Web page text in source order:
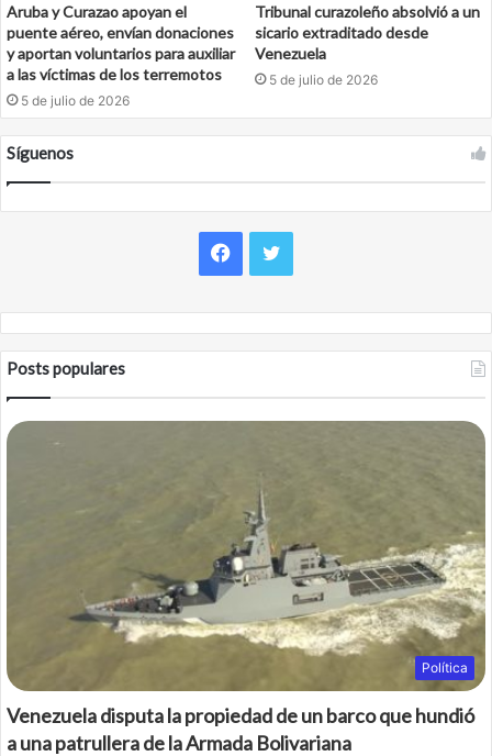
Aruba y Curazao apoyan el
puente aéreo, envían donaciones
y aportan voluntarios para auxiliar
a las víctimas de los terremotos
5 de julio de 2026
Tribunal curazoleño absolvió a un
sicario extraditado desde
Venezuela
5 de julio de 2026
Síguenos
Facebook
Twitter
Posts populares
Política
Venezuela disputa la propiedad de un barco que hundió
a una patrullera de la Armada Bolivariana